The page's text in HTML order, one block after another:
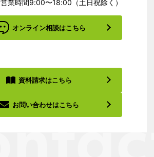
営業時間9:00〜18:00（土日祝除く）
オンライン相談はこちら
資料請求はこちら
お問い合わせはこちら